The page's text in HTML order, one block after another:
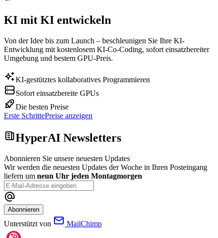
KI mit KI entwickeln
Von der Idee bis zum Launch – beschleunigen Sie Ihre KI-
Entwicklung mit kostenlosem KI-Co-Coding, sofort einsatzbereiter
Umgebung und bestem GPU-Preis.
KI-gestütztes kollaboratives Programmieren
Sofort einsatzbereite GPUs
Die besten Preise
Erste SchrittePreise anzeigen
HyperAI Newsletters
Abonnieren Sie unsere neuesten Updates
Wir werden die neuesten Updates der Woche in Ihren Posteingang
liefern um neun Uhr jeden Montagmorgen
Abonnieren
Unterstützt von MailChimp